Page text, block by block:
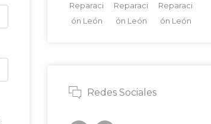
Reparaci
ón León
Reparaci
ón León
Reparaci
ón León
Redes Sociales